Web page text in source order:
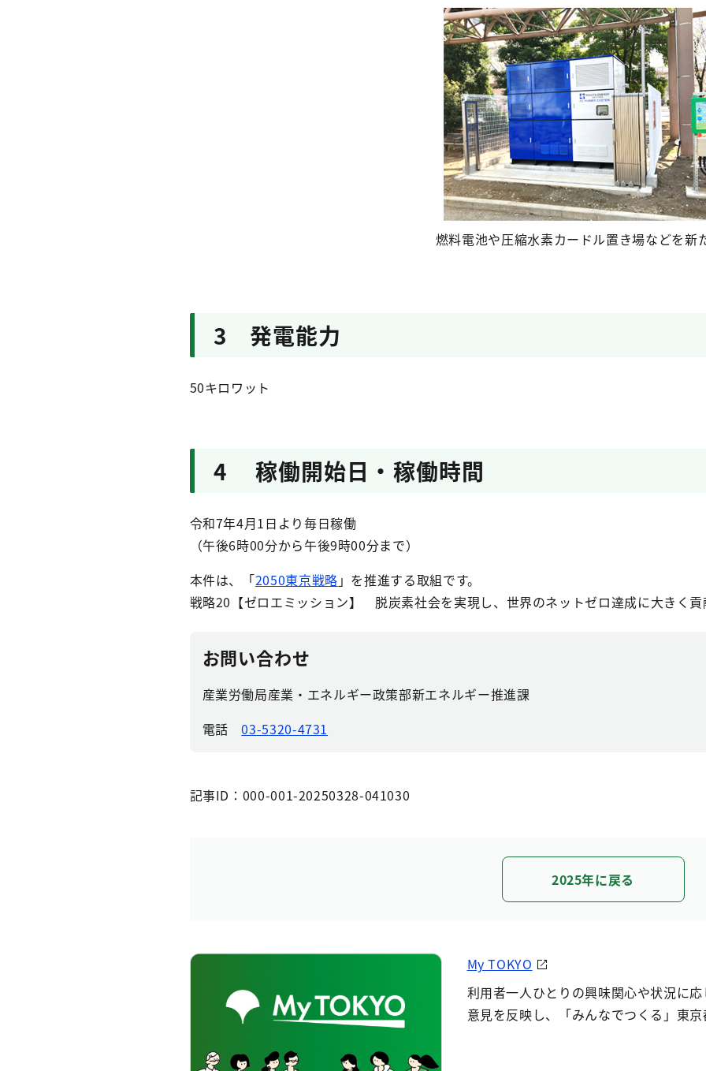
燃料電池や圧縮水素カードル置き場などを新
3 発電能力
50キロワット
4 稼働開始日・稼働時間
令和7年4月1日より毎日稼働
（午後6時00分から午後9時00分まで）
本件は、「2050東京戦略 」を推進する取組です。
戦略20【ゼロエミッション】 脱炭素社会を実現し、世界のネットゼロ達成に大きく
お問い合わせ
産業労働局産業・エネルギー政策部新エネルギー推進課
電話03-5320-4731
記事ID：000-001-20250328-041030
2025年に戻る
My TOKYO
利用者一人ひとりの興味関心や状況に
意見を反映し、「みんなでつくる」東